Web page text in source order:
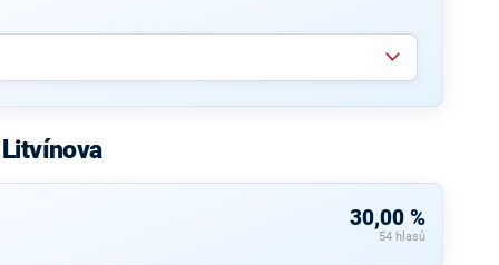
30,00 %
54 hlasů